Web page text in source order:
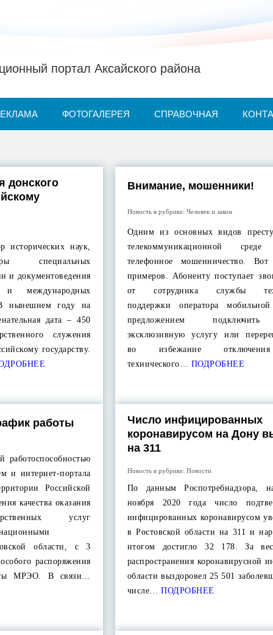
портал Аксайского района
ФОТОГАЛЕРЕЯ СПРАВОЧНАЯ
донского
наук,
специальных
и документоведения
и международных
году на
дата – 450
служения
государству.
Внимание, мошенники!
Новость в рубрике: Человек и закон
Одним из основных видов
телекоммуникационной среде
телефонное мошенничество.
примеров. Абоненту поступает
от сотрудника службы
поддержки оператора
предложением
эксклюзивную услугу или
во избежание
технического… ПОДРОБНЕЕ
работы
работоспособностью
и интернет-портала
Российской
качества оказания
услуг
области, с 3
распоряжения
МРЭО. В связи…
Число инфицированных
коронавирусом на Дону
на 311
Новость в рубрике: Новости
По данным Роспотребнадзора,
ноября 2020 года число
инфицированных коронавирусом
в Ростовской области на 311 и
итогом достигло 32 178. За
распространения коронавирусной
области выздоровел 25 501
числе… ПОДРОБНЕЕ